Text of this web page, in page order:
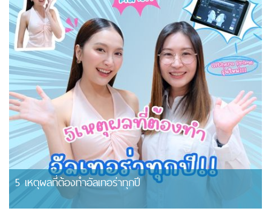
5 เหตุผลที่ต้องทำอัลเทอร่าทุกปี